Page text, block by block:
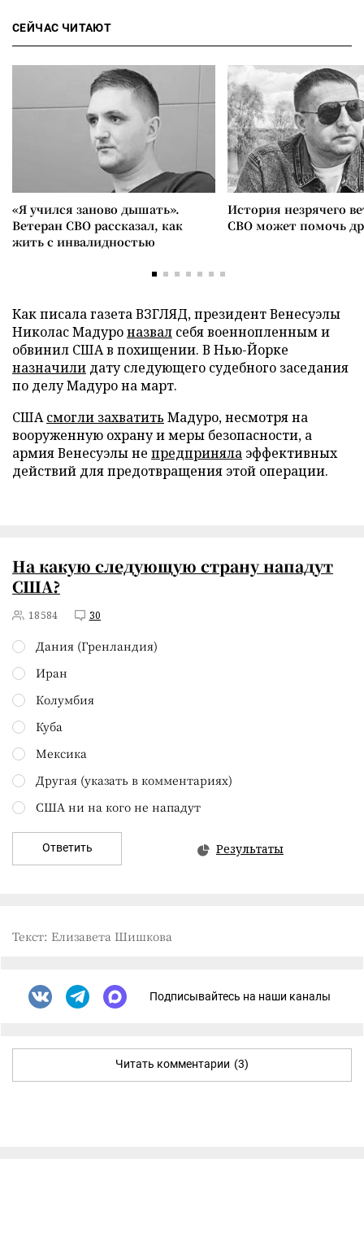
СЕЙЧАС ЧИТАЮТ
«Я учился заново дышать».
Ветеран СВО рассказал, как
жить с инвалидностью
История незрячего
СВО может помочь
Как писала газета ВЗГЛЯД, президент Венесуэлы
Николас Мадуроназвал себя военнопленным и
обвинил США в похищении. В Нью-Йорке
назначили дату следующего судебного заседания
по делу Мадуро на март.
СШАсмогли захватить Мадуро, несмотря на
вооруженную охрану и меры безопасности, а
армия Венесуэлы не предприняла эффективных
действий для предотвращения этой операции.
На какую следующую страну нападут
США?
18584 30
Дания (Гренландия)
Иран
Колумбия
Куба
Мексика
Другая (указать в комментариях)
США ни на кого не нападут
Ответить Результаты
Текст: Елизавета Шишкова
Подписывайтесь на наши каналы
Читать комментарии (3)